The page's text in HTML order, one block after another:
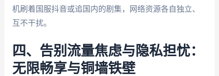
机刷着国服抖音或追国内的剧集，网络资源各自独立、
互不干扰。
四、告别流量焦虑与隐私担忧：
无限畅享与铜墙铁壁